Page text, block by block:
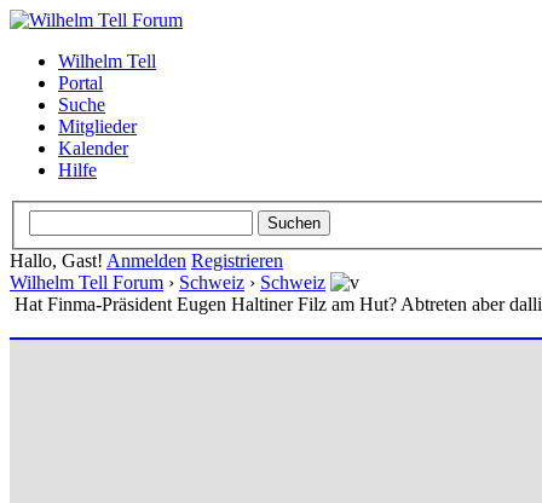
Wilhelm Tell
Portal
Suche
Mitglieder
Kalender
Hilfe
Hallo, Gast! Anmelden Registrieren
Wilhelm Tell Forum › Schweiz › Schweiz
Hat Finma-Präsident Eugen Haltiner Filz am Hut? Abtreten aber